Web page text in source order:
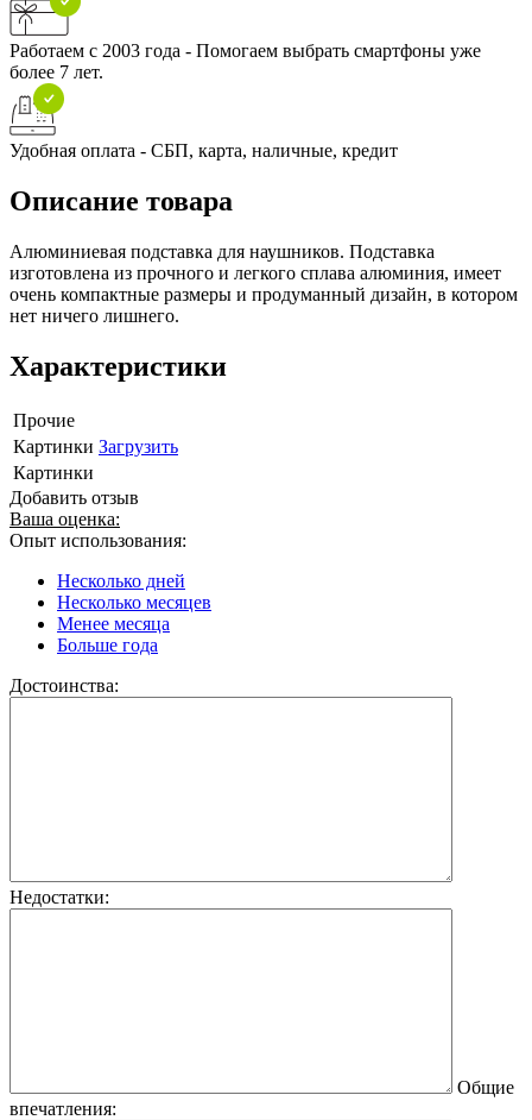
Работаем с 2003 года - Помогаем выбрать смартфоны уже
более 7 лет.
Удобная оплата - СБП, карта, наличные, кредит
Описание товара
Алюминиевая подставка для наушников. Подставка
изготовлена из прочного и легкого сплава алюминия, имеет
очень компактные размеры и продуманный дизайн, в котором
нет ничего лишнего.
Характеристики
Прочие
Картинки Загрузить
Картинки
Добавить отзыв
Ваша оценка:
Опыт использования:
Несколько дней
Несколько месяцев
Менее месяца
Больше года
Достоинства:
Недостатки:
Общие
впечатления: